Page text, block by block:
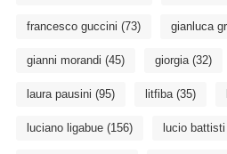
francesco guccini (73) gianluca
gianni morandi (45) giorgia(32)
laura pausini (95) litfiba(35)
luciano ligabue(156) lucio battisti